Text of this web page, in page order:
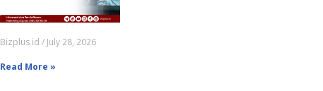
Bizplus.id July 28, 2026
Read More »